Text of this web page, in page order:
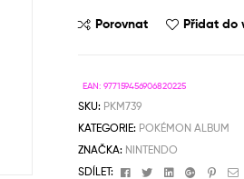
Porovnat Přidat do
EAN:977159456906820225
SKU: PKM739
KATEGORIE: POKÉMON ALBUM
ZNAČKA: NINTENDO
SDÍLET:
FacebookTwitterLinkedinGoogle+